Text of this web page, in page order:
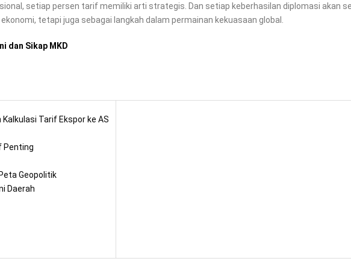
setiap persen tarif memiliki arti strategis. Dan setiap keberhasilan diplomasi akan
tetapi juga sebagai langkah dalam permainan kekuasaan global.
dan Sikap MKD
Tarif Ekspor ke AS
Penting
Geopolitik
Daerah